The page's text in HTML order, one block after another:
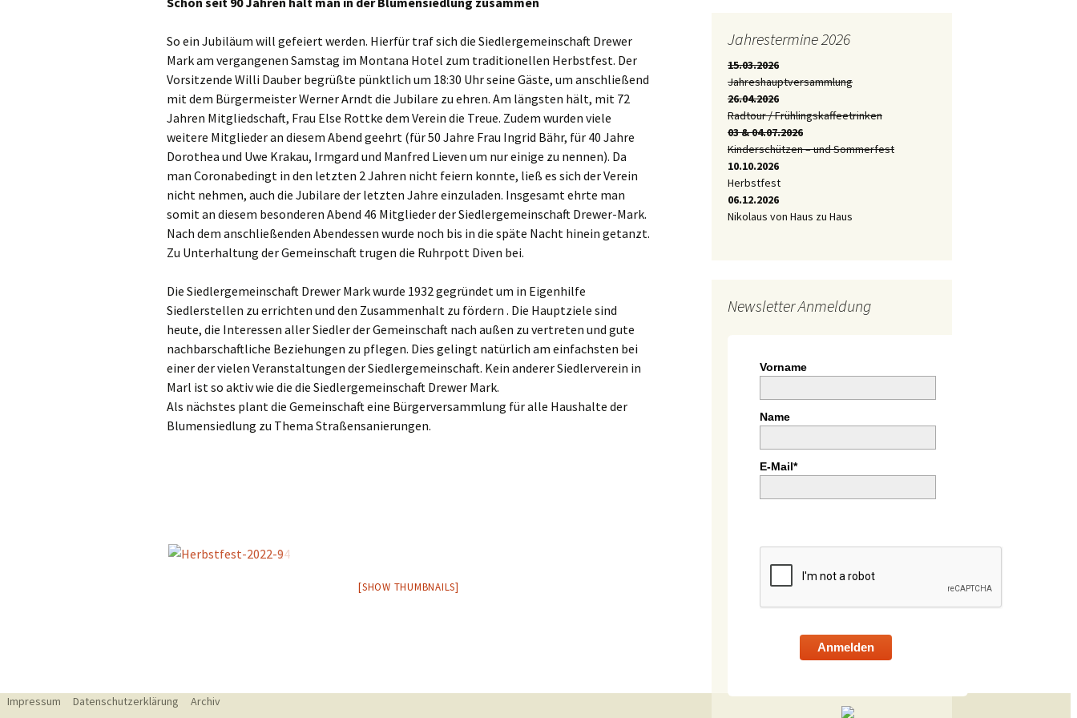
2020
2019
2018
2016
2015
2014
1999
2017
2016
Radtour
2023
2020
2019
2018
2017
2016
Kinderschützen- /
Sommerfest
2025
2024
2023
2022
2018
2017
2016
2015
2014
Herbstfest
2023
2022
2019
2017
2015
Weihnachtssingen 2019
Nikolaus von Haus zu
Haus
2024
2023
2022
2019
2018
2016
Jahreshauptversammlung:
Info Hochwasser in der
Blumensiedlung
Abschaffung
Straßenbaubeiträge
Straßenzustand
Blumensiedlung – Artikel
Marler Zeitung und
Stellungnahme
Siedlergemeinschaft
Drewer-Mark
Einbrüche
Blumensiedlung
Briefkasten in der
Blumensiedlung
Strassensperrung
Blumensiedlung
Offener Brief – Tempo 30
So ein Jubiläum will gefeiert werden. Hierfür traf sich die Siedlergemeinschaft Drewer
Mark am vergangenen Samstag im Montana Hotel zum traditionellen Herbstfest. Der
Vorsitzende Willi Dauber begrüßte pünktlich um 18:30 Uhr seine Gäste, um anschließend
mit dem Bürgermeister Werner Arndt die Jubilare zu ehren. Am längsten hält, mit 72
Jahren Mitgliedschaft, Frau Else Rottke dem Verein die Treue. Zudem wurden viele
weitere Mitglieder an diesem Abend geehrt (für 50 Jahre Frau Ingrid Bähr, für 40 Jahre
Dorothea und Uwe Krakau, Irmgard und Manfred Lieven um nur einige zu nennen). Da
man Coronabedingt in den letzten 2 Jahren nicht feiern konnte, ließ es sich der Verein
nicht nehmen, auch die Jubilare der letzten Jahre einzuladen. Insgesamt ehrte man
somit an diesem besonderen Abend 46 Mitglieder der Siedlergemeinschaft Drewer-Mark.
Nach dem anschließenden Abendessen wurde noch bis in die späte Nacht hinein getanzt.
Zu Unterhaltung der Gemeinschaft trugen die Ruhrpott Diven bei.
Die Siedlergemeinschaft Drewer Mark wurde 1932 gegründet um in Eigenhilfe
Siedlerstellen zu errichten und den Zusammenhalt zu fördern . Die Hauptziele sind
heute, die Interessen aller Siedler der Gemeinschaft nach außen zu vertreten und gute
nachbarschaftliche Beziehungen zu pflegen. Dies gelingt natürlich am einfachsten bei
einer der vielen Veranstaltungen der Siedlergemeinschaft. Kein anderer Siedlerverein in
Marl ist so aktiv wie die die Siedlergemeinschaft Drewer Mark.
Als nächstes plant die Gemeinschaft eine Bürgerversammlung für alle Haushalte der
Blumensiedlung zu Thema Straßensanierungen.
[SHOW THUMBNAILS]
Jahrestermine 2026
15.03.2026
Jahreshauptversammlung
26.04.2026
Radtour / Frühlingskaffeetrinken
03 & 04.07.2026
Kinderschützen – und Sommerfest
10.10.2026
Herbstfest
06.12.2026
Nikolaus von Haus zu Haus
Newsletter Anmeldung
Vorname
Name
E-Mail*
Anmelden
Impressum Datenschutzerklärung Archiv